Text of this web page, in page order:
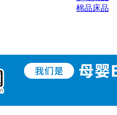
棉品床品